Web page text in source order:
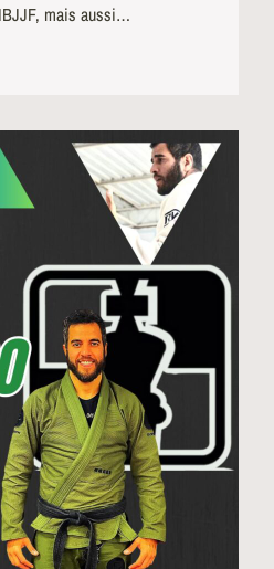
mais aussi…